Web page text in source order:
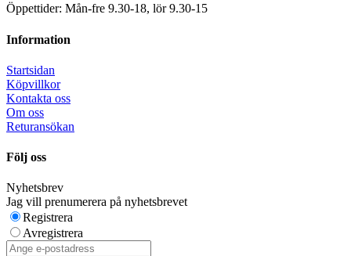
Öppettider: Mån-fre 9.30-18, lör 9.30-15
Information
Startsidan
Köpvillkor
Kontakta oss
Om oss
Returansökan
Följ oss
Nyhetsbrev
Jag vill prenumerera på nyhetsbrevet
Registrera
Avregistrera